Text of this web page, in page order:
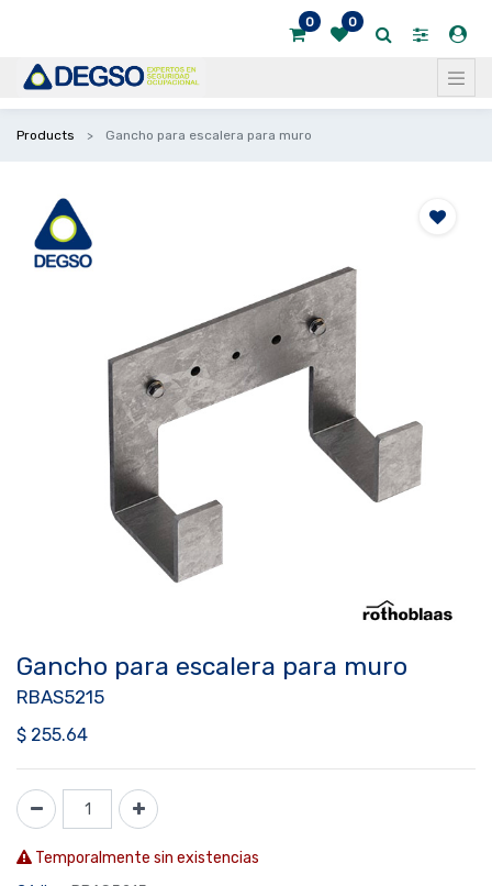
0 0
Products Gancho para escalera para muro
Gancho para escalera para muro
RBAS5215
$ 255.64
Temporalmente sin existencias